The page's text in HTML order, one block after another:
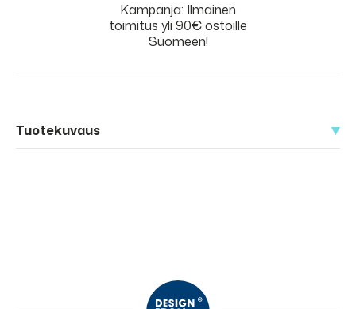
Kampanja: Ilmainen
toimitus yli 90€ ostoille
Suomeen!
Tuotekuvaus